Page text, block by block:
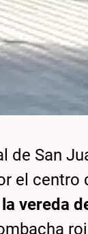
de San
el centro
vereda